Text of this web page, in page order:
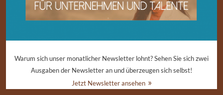
Warum sich unser monatlicher Newsletter lohnt? Sehen Sie sich zwei
Ausgaben der Newsletter an und überzeugen sich selbst!
Jetzt Newsletter ansehen